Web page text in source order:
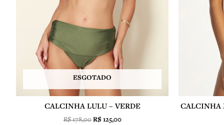
ESGOTADO
CALCINHA LULU – VERDE
R$178,00 R$ 125,00
CALCINHA